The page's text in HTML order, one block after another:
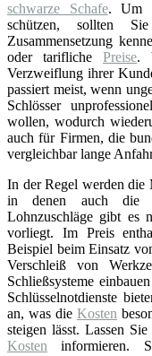
schwarze Schafe. Um
schützen, sollten
Zusammensetzung
oder tarifliche Preise.
Verzweiflung ihrer
passiert meist, wenn
Schlösser
wollen, wodurch
auch für Firmen, die
vergleichbar lange
In der Regel werden die
in denen auch die
Lohnzuschläge gibt es
vorliegt. Im Preis
Beispiel beim Einsatz
Verschleiß von
Schließsysteme
Schlüsselnotdienste
an, was die Kosten
steigen lässt. Lassen
Kosten informieren.